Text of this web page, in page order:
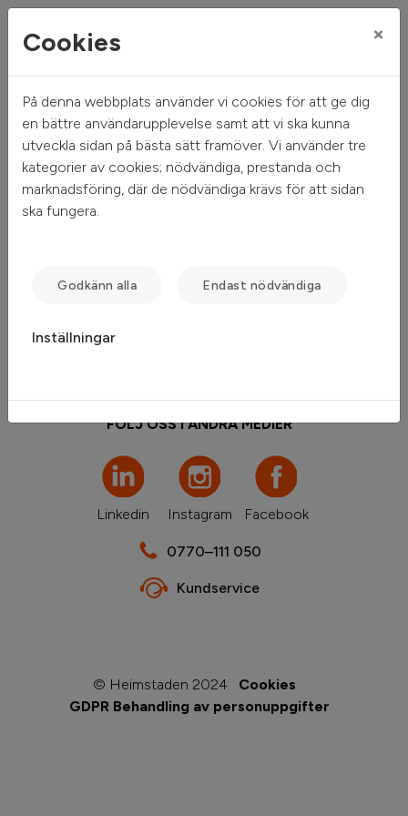
Mitt hem Sök ledigt Objektsdetalj
Objektsdetalj
t.ex. bero på att det inte längre finns tillgängligt att söka.
FÖLJ OSS I ANDRA MEDIER
Linkedin Instagram Facebook
0770–111 050
Kundservice
© Heimstaden 2024
Cookies
GDPR Behandling av personuppgifter
Cookies ×
På denna webbplats använder vi cookies för att ge dig
en bättre användarupplevelse samt att vi ska kunna
utveckla sidan på bästa sätt framöver. Vi använder tre
kategorier av cookies; nödvändiga, prestanda och
marknadsföring, där de nödvändiga krävs för att sidan
ska fungera.
Godkänn alla Endast nödvändiga
Inställningar